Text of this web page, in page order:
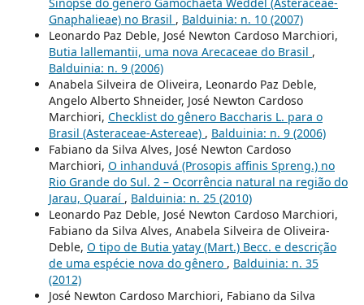
Gnaphalieae) no Brasil , Balduinia: n. 10 (2007)
Leonardo Paz Deble, José Newton Cardoso Marchiori,
Butia lallemantii, uma nova Arecaceae do Brasil ,
Balduinia: n. 9 (2006)
Anabela Silveira de Oliveira, Leonardo Paz Deble,
Angelo Alberto Shneider, José Newton Cardoso
Marchiori, Checklist do gênero Baccharis L. para o
Brasil (Asteraceae-Astereae) , Balduinia: n. 9 (2006)
Fabiano da Silva Alves, José Newton Cardoso
Marchiori, O inhanduvá (Prosopis affinis Spreng.) no
Rio Grande do Sul. 2 – Ocorrência natural na região do
Jarau, Quaraí , Balduinia: n. 25 (2010)
Leonardo Paz Deble, José Newton Cardoso Marchiori,
Fabiano da Silva Alves, Anabela Silveira de Oliveira-
Deble, O tipo de Butia yatay (Mart.) Becc. e descrição
de uma espécie nova do gênero , Balduinia: n. 35
(2012)
José Newton Cardoso Marchiori, Fabiano da Silva